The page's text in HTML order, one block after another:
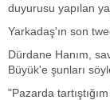
duyurusu yapılan
Yarkadaş'ın son
Dürdane Hanım,
Büyük'e şunları
"Pazarda